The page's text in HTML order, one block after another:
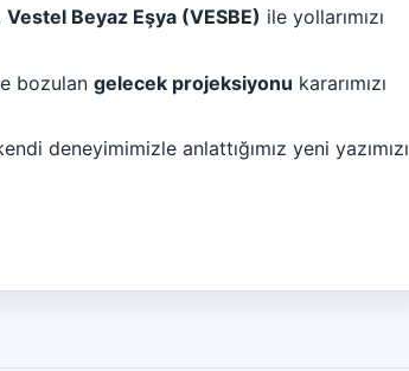
Vestel Beyaz Eşya (VESBE) ile yollarımızı
bozulan gelecek projeksiyonu kararımızı
deneyimimizle anlattığımız yeni yazımızı